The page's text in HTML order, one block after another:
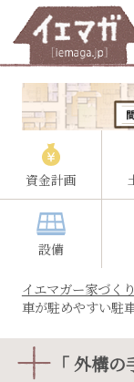
資金計画
設備
イエマガー家づく
車が駐めやすい駐
「 外構